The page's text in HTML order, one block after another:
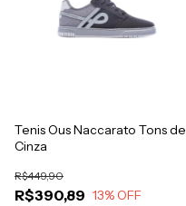
Tenis Ous Naccarato Tons de
Cinza
R$390,89
R$449,90
13% OFF